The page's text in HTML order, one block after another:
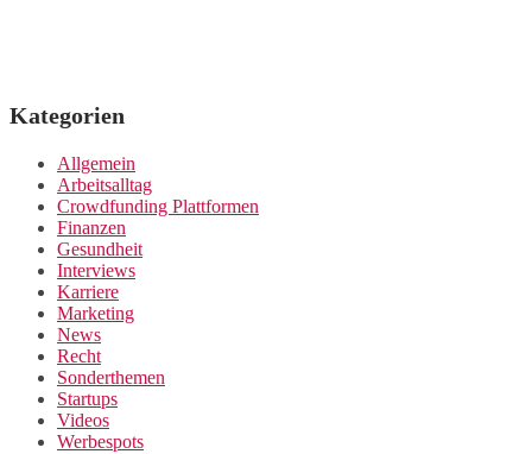
Kategorien
Allgemein
Arbeitsalltag
Crowdfunding Plattformen
Finanzen
Gesundheit
Interviews
Karriere
Marketing
News
Recht
Sonderthemen
Startups
Videos
Werbespots